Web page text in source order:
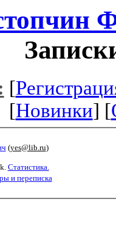
[
[Новинки] [
(yes@lib.ru)
Статистика.
и переписка